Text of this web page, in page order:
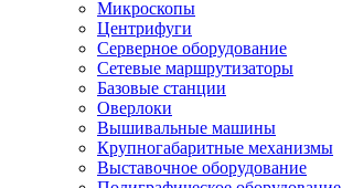
Микроскопы
Центрифуги
Серверное оборудование
Сетевые маршрутизаторы
Базовые станции
Оверлоки
Вышивальные машины
Крупногабаритные механизмы
Выставочное оборудование